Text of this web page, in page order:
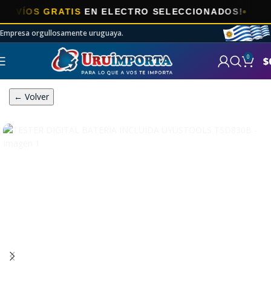
GRATISEN ELECTRO SELECCIONADOS!
Empresa orgullosamente uruguaya.
0 $
← Volver